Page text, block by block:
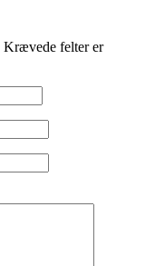
Krævede felter er